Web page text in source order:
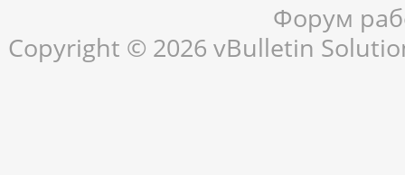
Форум
Copyright © 2026 vBulletin